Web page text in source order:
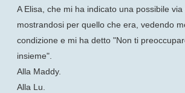
A Elisa, che mi ha indicato una possibile
mostrandosi per quello che era, vedendo
condizione e mi ha detto "Non ti
insieme".
Alla Maddy.
Alla Lu.